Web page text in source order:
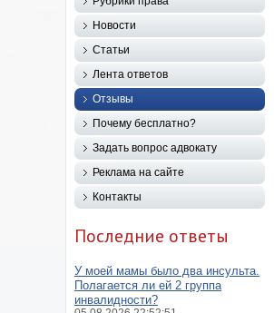
Новости
Статьи
Лента ответов
Отзывы
Почему бесплатно?
Задать вопрос адвокату
Реклама на сайте
Контакты
Последние ответы
У моей мамы было два инсульта.
Полагается ли ей 2 группа
инвалидности?